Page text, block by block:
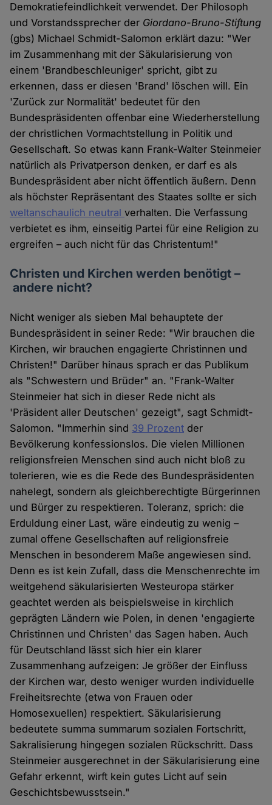
Demokratiefeindlichkeit verwendet. Der Philosoph
und Vorstandssprecher der Giordano-Bruno-Stiftung
(gbs) Michael Schmidt-Salomon erklärt dazu: "Wer
im Zusammenhang mit der Säkularisierung von
einem 'Brandbeschleuniger' spricht, gibt zu
erkennen, dass er diesen 'Brand' löschen will. Ein
'Zurück zur Normalität' bedeutet für den
Bundespräsidenten offenbar eine Wiederherstellung
der christlichen Vormachtstellung in Politik und
Gesellschaft. So etwas kann Frank-Walter Steinmeier
natürlich als Privatperson denken, er darf es als
Bundespräsident aber nicht öffentlich äußern. Denn
als höchster Repräsentant des Staates sollte er sich
weltanschaulich neutralverhalten. Die Verfassung
verbietet es ihm, einseitig Partei für eine Religion zu
ergreifen – auch nicht für das Christentum!"
Christen und Kirchen werden benötigt –
andere nicht?
Nicht weniger als sieben Mal behauptete der
Bundespräsident in seiner Rede: "Wir brauchen die
Kirchen, wir brauchen engagierte Christinnen und
Christen!" Darüber hinaus sprach er das Publikum
als "Schwestern und Brüder" an. "Frank-Walter
Steinmeier hat sich in dieser Rede nicht als
'Präsident aller Deutschen' gezeigt", sagt Schmidt-
Salomon. "Immerhin sind 39 Prozent der
Bevölkerung konfessionslos. Die vielen Millionen
religionsfreien Menschen sind auch nicht bloß zu
tolerieren, wie es die Rede des Bundespräsidenten
nahelegt, sondern als gleichberechtigte Bürgerinnen
und Bürger zu respektieren. Toleranz, sprich: die
Erduldung einer Last, wäre eindeutig zu wenig –
zumal offene Gesellschaften auf religionsfreie
Menschen in besonderem Maße angewiesen sind.
Denn es ist kein Zufall, dass die Menschenrechte im
weitgehend säkularisierten Westeuropa stärker
geachtet werden als beispielsweise in kirchlich
geprägten Ländern wie Polen, in denen 'engagierte
Christinnen und Christen' das Sagen haben. Auch
für Deutschland lässt sich hier ein klarer
Zusammenhang aufzeigen: Je größer der Einfluss
der Kirchen war, desto weniger wurden individuelle
Freiheitsrechte (etwa von Frauen oder
Homosexuellen) respektiert. Säkularisierung
bedeutete summa summarum sozialen Fortschritt,
Sakralisierung hingegen sozialen Rückschritt. Dass
Steinmeier ausgerechnet in der Säkularisierung eine
Gefahr erkennt, wirft kein gutes Licht auf sein
Geschichtsbewusstsein."